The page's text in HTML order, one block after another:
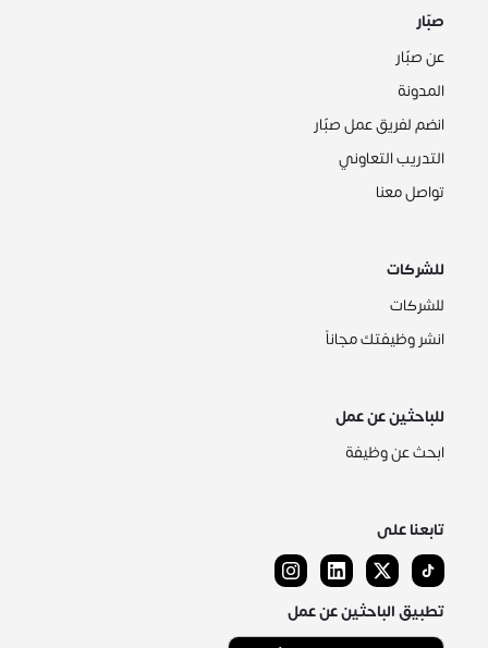
صبّار
عن صبّار
المدونة
انضم لفريق عمل صبّار
التدريب التعاوني
تواصل معنا
للشركات
للشركات
انشر وظيفتك مجاناً
للباحثين عن عمل
ابحث عن وظيفة
تابعنا على
تطبيق الباحثين عن عمل